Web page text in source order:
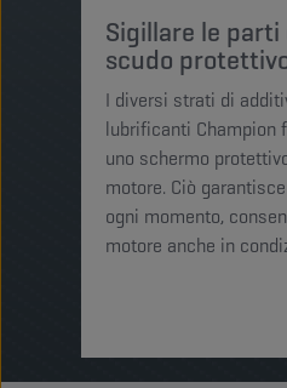
Sigillare le
scudo
I diversi strati di
lubrificanti Champion
uno schermo
motore. Ciò
ogni momento,
motore anche in